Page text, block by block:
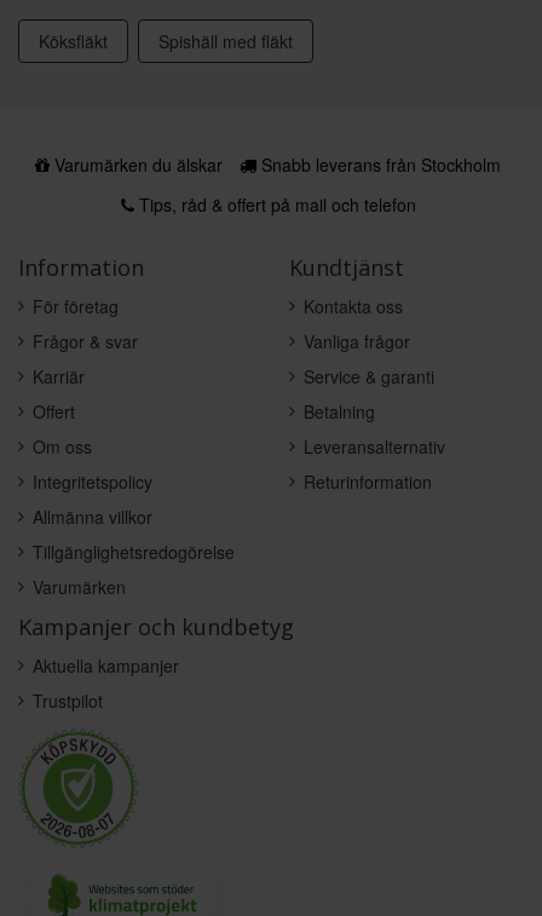
Köksfläkt Spishäll med fläkt
Varumärken du älskar
Snabb leverans från Stockholm
Tips, råd & offert på mail och telefon
Information
För företag
Frågor & svar
Karriär
Offert
Om oss
Integritetspolicy
Allmänna villkor
Tillgänglighetsredogörelse
Varumärken
Kundtjänst
Kontakta oss
Vanliga frågor
Service & garanti
Betalning
Leveransalternativ
Returinformation
Kampanjer och kundbetyg
Aktuella kampanjer
Trustpilot